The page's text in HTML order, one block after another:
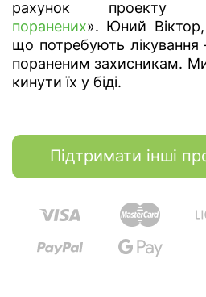
рахунок проекту
поранених». Юний Віктор,
що потребують лікування
пораненим захисникам.
кинути їх у біді.
Підтримати інші